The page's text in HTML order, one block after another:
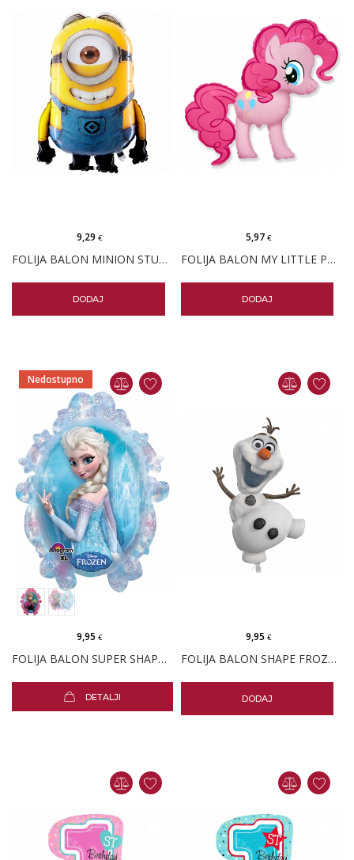
FOLIJA BALON MINION STUART
9,29€
DODAJ
FOLIJA BALON MY LITTLE PONY PINKIE PIE PK
5,97 €
DODAJ
Nedostupno
FOLIJA BALON SUPER SHAPE FROZEN
9,95€
DETALJI
FOLIJA BALON SHAPE FROZEN OLAF
9,95 €
DODAJ